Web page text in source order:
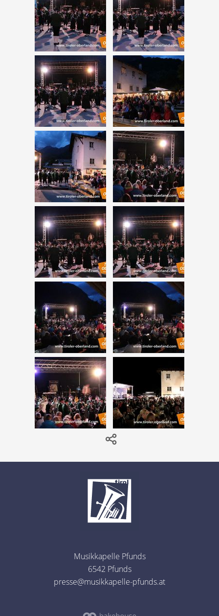
Musikkapelle Pfunds
6542 Pfunds
presse@musikkapelle-pfunds.at